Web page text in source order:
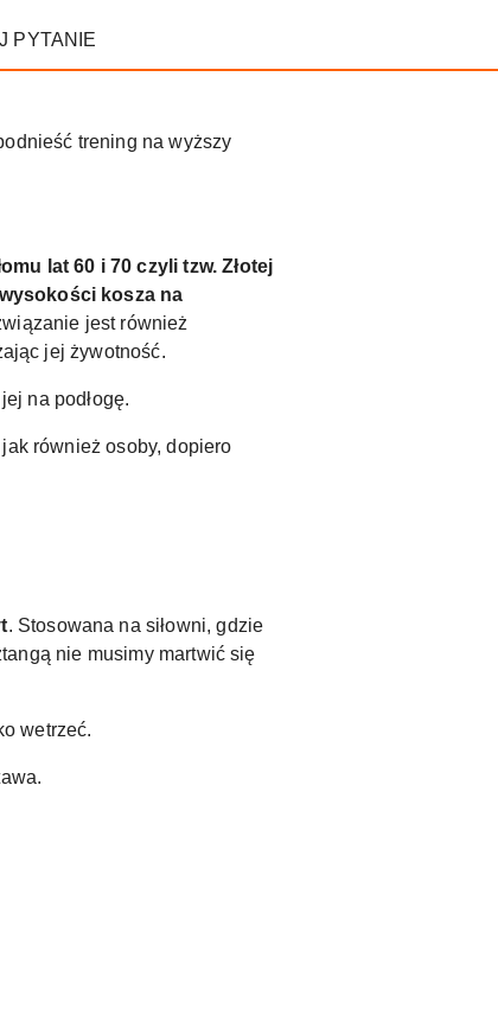
PYTANIE
trening na wyższy
lat 60 i 70 czyli tzw. Złotej
kosza na
jest również
jej żywotność.
na podłogę.
również osoby, dopiero
. Stosowana na siłowni, gdzie
nie musimy martwić się
wetrzeć.